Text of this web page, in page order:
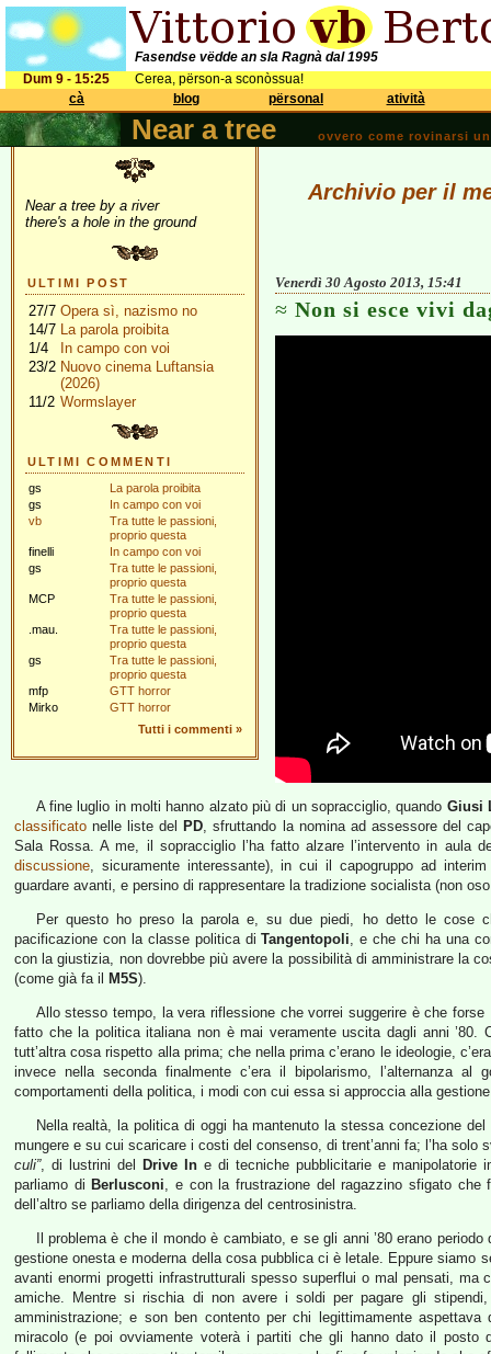
Fasendse vëdde an sla Ragnà dal 1995
Dum 9 - 15:25
Cerea, përson-a sconòssua!
cà
blog përsonal atività
Near a tree ovvero come rovinarsi
Near a tree by a river
there's a hole in the ground
ULTIMI POST
27/7 Opera sì, nazismo no
14/7 La parola proibita
1/4
In campo con voi
23/2 Nuovo cinema Luftansia
(2026)
11/2 Wormslayer
ULTIMI COMMENTI
gs
La parola proibita
gs
In campo con voi
vb
Tra tutte le passioni,
proprio questa
finelli
In campo con voi
gs
Tra tutte le passioni,
proprio questa
MCP
Tra tutte le passioni,
proprio questa
.mau.
Tra tutte le passioni,
proprio questa
gs
Tra tutte le passioni,
proprio questa
mfp
GTT horror
Mirko
GTT horror
Tutti i commenti »
Archivio per il
Venerdì 30 Agosto 2013, 15:41
Non si esce vivi
A fine luglio in molti hanno alzato più di un sopracciglio, quando Giusi
classificato nelle liste del PD, sfruttando la nomina ad assessore del
Sala Rossa. A me, il sopracciglio l’ha fatto alzare l’intervento in aula
discussione, sicuramente interessante), in cui il capogruppo ad
guardare avanti, e persino di rappresentare la tradizione socialista (non
Per questo ho preso la parola e, su due piedi, ho detto le cose
pacificazione con la classe politica diTangentopoli, e che chi ha una
con la giustizia, non dovrebbe più avere la possibilità di amministrare la
(come già fa il
M5S).
Allo stesso tempo, la vera riflessione che vorrei suggerire è che
fatto che la politica italiana non è mai veramente uscita dagli anni ’80.
tutt’altra cosa rispetto alla prima; che nella prima c’erano le ideologie,
invece nella seconda finalmente c’era il bipolarismo, l’alternanza
comportamenti della politica, i modi con cui essa si approccia alla
Nella realtà, la politica di oggi ha mantenuto la stessa concezione
mungere e su cui scaricare i costi del consenso, di trent’anni fa; l’ha
culi”, di lustrini del Drive In e di tecniche pubblicitarie e manipolatorie
parliamo di Berlusconi, e con la frustrazione del ragazzino sfigato
dell’altro se parliamo della dirigenza del centrosinistra.
Il problema è che il mondo è cambiato, e se gli anni ’80 erano
gestione onesta e moderna della cosa pubblica ci è letale. Eppure siamo
avanti enormi progetti infrastrutturali spesso superflui o mal pensati, ma
amiche. Mentre si rischia di non avere i soldi per pagare gli
amministrazione; e son ben contento per chi legittimamente
miracolo (e poi ovviamente voterà i partiti che gli hanno dato il posto